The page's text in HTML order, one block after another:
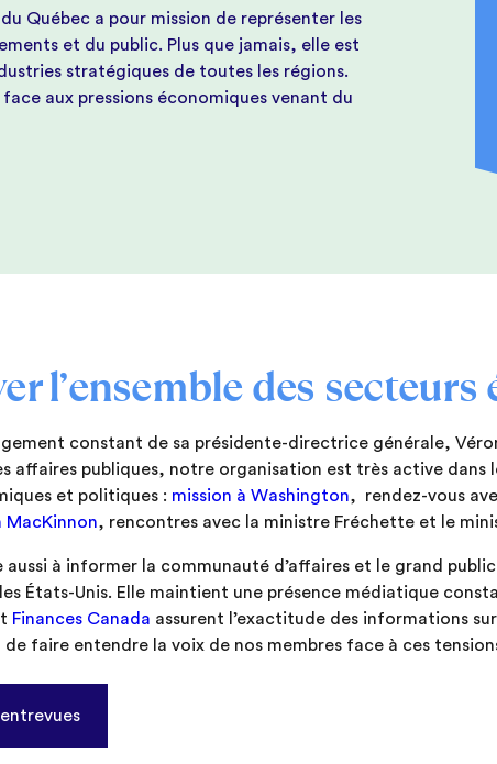
Québec a pour mission de représenter les
et du public. Plus que jamais, elle est
stratégiques de toutes les régions.
aux pressions économiques venant du
l’ensemble des
constant de sa présidente-directrice générale,
affaires publiques, notre organisation est très active dans
et politiques : mission à Washington, rendez-vous
MacKinnon, rencontres avec la ministre Fréchette et le
aussi à informer la communauté d’affaires et le grand
États-Unis. Elle maintient une présence médiatique
Finances Canada assurent l’exactitude des informations
faire entendre la voix de nos membres face à ces